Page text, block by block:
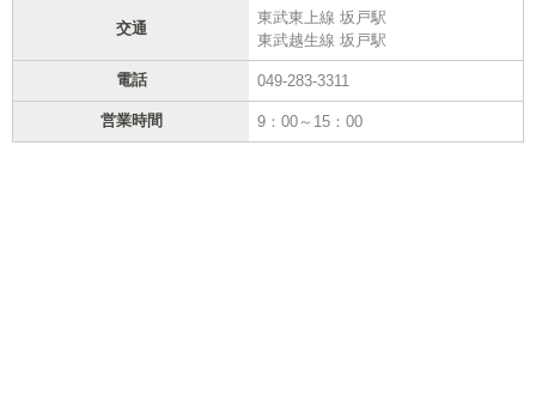
交通
東武東上線 坂戸駅
東武越生線 坂戸駅
電話 049-283-3311
営業時間 9：00～15：00